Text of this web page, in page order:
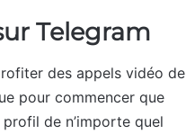
Telegram
des appels vidéo de
pour commencer que
de n’importe quel